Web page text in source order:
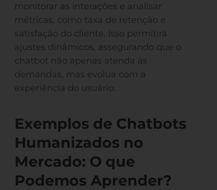
monitorar as interações e analisar
métricas, como taxa de retenção e
satisfação do cliente. Isso permitirá
ajustes dinâmicos, assegurando que o
chatbot não apenas atenda às
demandas, mas evolua com a
experiência do usuário.
Exemplos de Chatbots
Humanizados no
Mercado: O que
Podemos Aprender?